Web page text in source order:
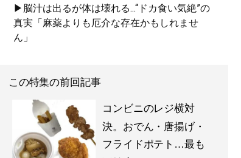
▶脳汁は出るが体は壊れる...“ドカ食い気絶”の
真実「麻薬よりも厄介な存在かもしれませ
ん」
この特集の前回記事
コンビニのレジ横対
決。おでん・唐揚げ・
フライドポテト…最も